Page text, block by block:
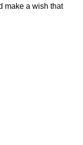
make a wish that